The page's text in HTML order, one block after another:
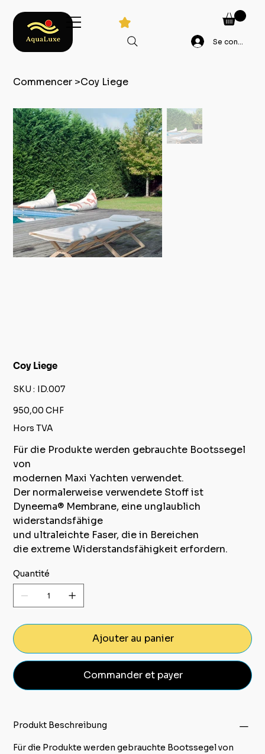
Se connecter
Commencer >Coy Liege
Coy Liege
SKU : SKU
ID.007
ID.007
Prix
950,00 CHF
Hors TVA
Für die Produkte werden gebrauchte Bootssegel
von
modernen Maxi Yachten verwendet.
Der normalerweise verwendete Stoff ist
Dyneema® Membrane, eine unglaublich
widerstandsfähige
und ultraleichte Faser, die in Bereichen
die extreme Widerstandsfähigkeit erfordern.
Quantité
Ajouter au panier
Commander et payer
Produkt Beschreibung
Für die Produkte werden gebrauchte Bootssegel von